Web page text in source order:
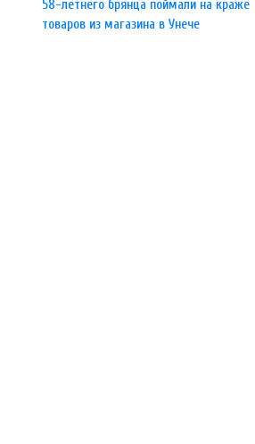
58-летнего брянца поймали на краже
товаров из магазина в Унече